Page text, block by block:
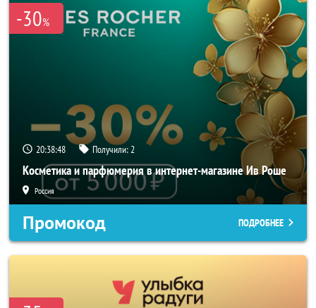
-30%
20:38:46 Получили:2
Косметика и парфюмерия в интернет-магазине Ив Роше
Россия
Промокод ПОДРОБНЕЕ